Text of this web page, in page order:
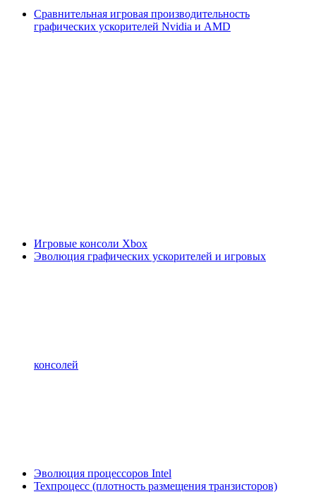
Сравнительная игровая производительность
графических ускорителей Nvidia и AMD
Игровые консоли Xbox
Эволюция графических ускорителей и игровых
консолей
Эволюция процессоров Intel
Техпроцесс (плотность размещения транзисторов)